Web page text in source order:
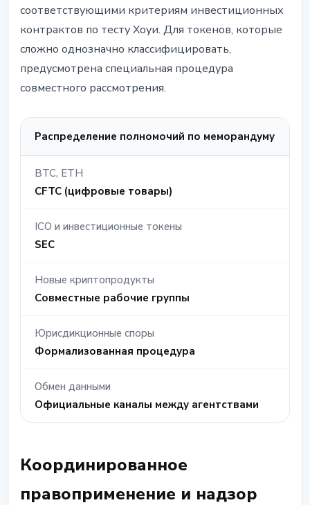
соответствующими критериям инвестиционных
контрактов по тесту Хоуи. Для токенов, которые
сложно однозначно классифицировать,
предусмотрена специальная процедура
совместного рассмотрения.
Распределение полномочий по меморандуму
BTC, ETH
CFTC (цифровые товары)
ICO и инвестиционные токены
SEC
Новые криптопродукты
Совместные рабочие группы
Юрисдикционные споры
Формализованная процедура
Обмен данными
Официальные каналы между агентствами
Координированное
правоприменение и надзор